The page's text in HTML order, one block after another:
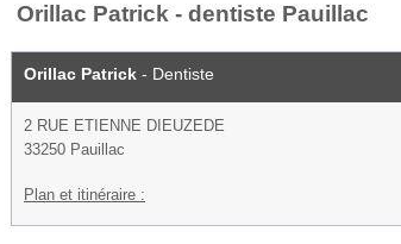
Orillac Patrick - dentiste Pauillac
Orillac Patrick - Dentiste
2 RUE ETIENNE DIEUZEDE
33250 Pauillac
Plan et itinéraire :